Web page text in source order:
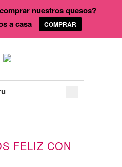
FELIZ CON
nuestros quesos?
a casa
COMPRAR